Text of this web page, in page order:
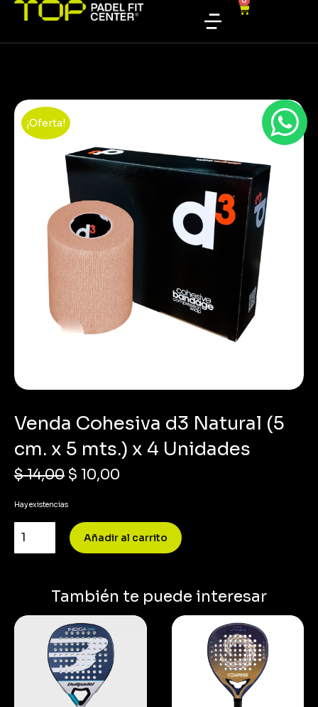
¡Oferta!
Venda Cohesiva d3 Natural (5
cm. x 5 mts.) x 4 Unidades
$14,00 $ 10,00
Hay existencias
Añadir al carrito
También te puede interesar